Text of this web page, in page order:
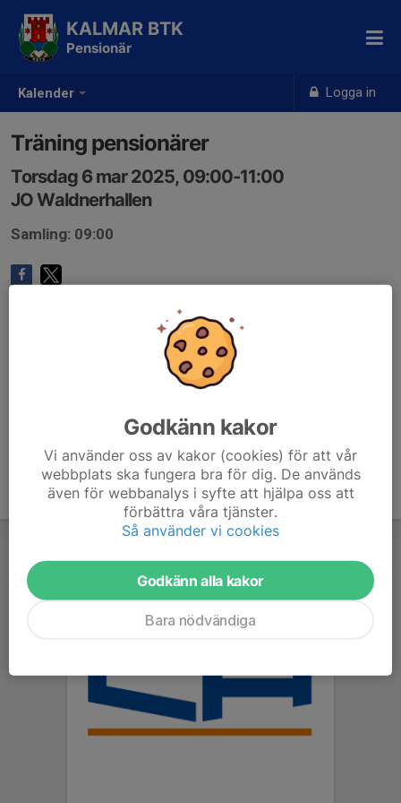
Kalender Logga in
KALMAR BTK
Pensionär
Träning pensionärer
Torsdag 6 mar 2025, 09:00-11:00
JO Waldnerhallen
Samling: 09:00
Godkänn kakor
Vi använder oss av kakor (cookies) för att vår
webbplats ska fungera bra för dig. De används
även för webbanalys i syfte att hjälpa oss att
förbättra våra tjänster.
Så använder vi cookies
Godkänn alla kakor
Bara nödvändiga